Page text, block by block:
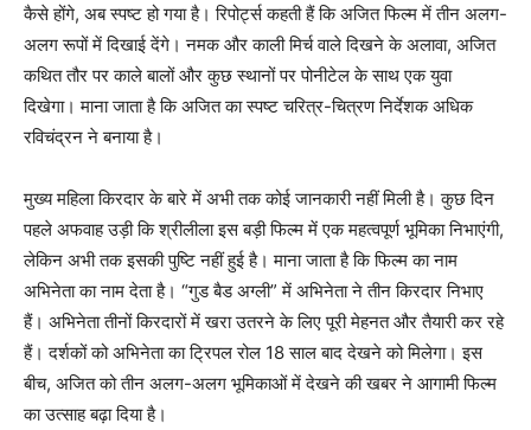
कैसे होंगे, अब स्पष्ट हो गया है। रिपोर्ट्स कहती हैं कि अजित फिल्म में तीन अलग-
अलग रूपों में दिखाई देंगे। नमक और काली मिर्च वाले दिखने के अलावा, अजित
कथित तौर पर काले बालों और कुछ स्थानों पर पोनीटेल के साथ एक युवा
दिखेगा। माना जाता है कि अजित का स्पष्ट चरित्र-चित्रण निर्देशक अधिक
रविचंद्रन ने बनाया है।
मुख्य महिला किरदार के बारे में अभी तक कोई जानकारी नहीं मिली है। कुछ दिन
पहले अफवाह उड़ी कि श्रीलीला इस बड़ी फिल्म में एक महत्वपूर्ण भूमिका निभाएंगी,
लेकिन अभी तक इसकी पुष्टि नहीं हुई है। माना जाता है कि फिल्म का नाम
अभिनेता का नाम देता है। “गुड बैड अग्ली” में अभिनेता ने तीन किरदार निभाए
हैं। अभिनेता तीनों किरदारों में खरा उतरने के लिए पूरी मेहनत और तैयारी कर रहे
हैं। दर्शकों को अभिनेता का ट्रिपल रोल 18 साल बाद देखने को मिलेगा। इस
बीच, अजित को तीन अलग-अलग भूमिकाओं में देखने की खबर ने आगामी फिल्म
का उत्साह बढ़ा दिया है।